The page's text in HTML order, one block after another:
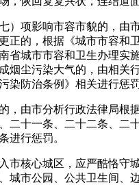
项影响市容市貌的，由
正的，根据《城市市容和
省城市市容和卫生办理实
烟尘污染大气的，由相关
染防治条例》相关进行惩罚
由市分析行政法律局根
二十一条、二十二条、二
进行惩罚。
核心城区，应严酷恪守
城市公园、公共卫生间、